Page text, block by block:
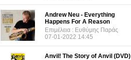
Andrew Neu - Everything
Happens For A Reason
Επιμέλεια : Ευθύμης Παράς
07-01-2022 14:45
Anvil! The Story of Anvil (DVD)